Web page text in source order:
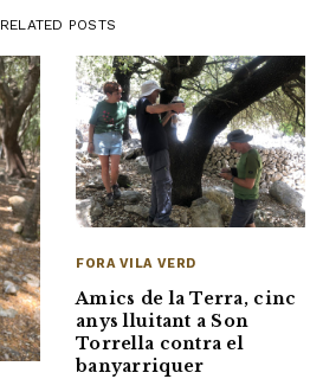
RELATED POSTS
FORA VILA VERD
Amics de la Terra, cinc
anys lluitant a Son
Torrella contra el
banyarriquer